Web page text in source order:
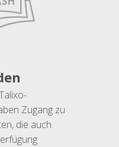
Zugang zu
die auch